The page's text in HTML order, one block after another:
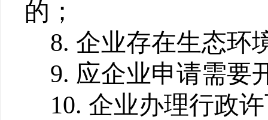
的；
8. 企业存在生态环
9. 应企业申请需要
10. 企业办理行政